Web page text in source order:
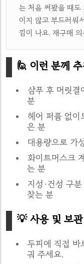
는 처음 써봤을 때도
이지 않고 부드러워
낌이 나요. 재구매
🙋 이런 분께
샴푸 후 머릿결
분
헤어 퍼퓸 없이
은 분
대용량으로 가
화이트머스크
는 분
지성·건성 구
찾는 분
💡 사용 및 보관
두피에 직접 바
궈 주세요.